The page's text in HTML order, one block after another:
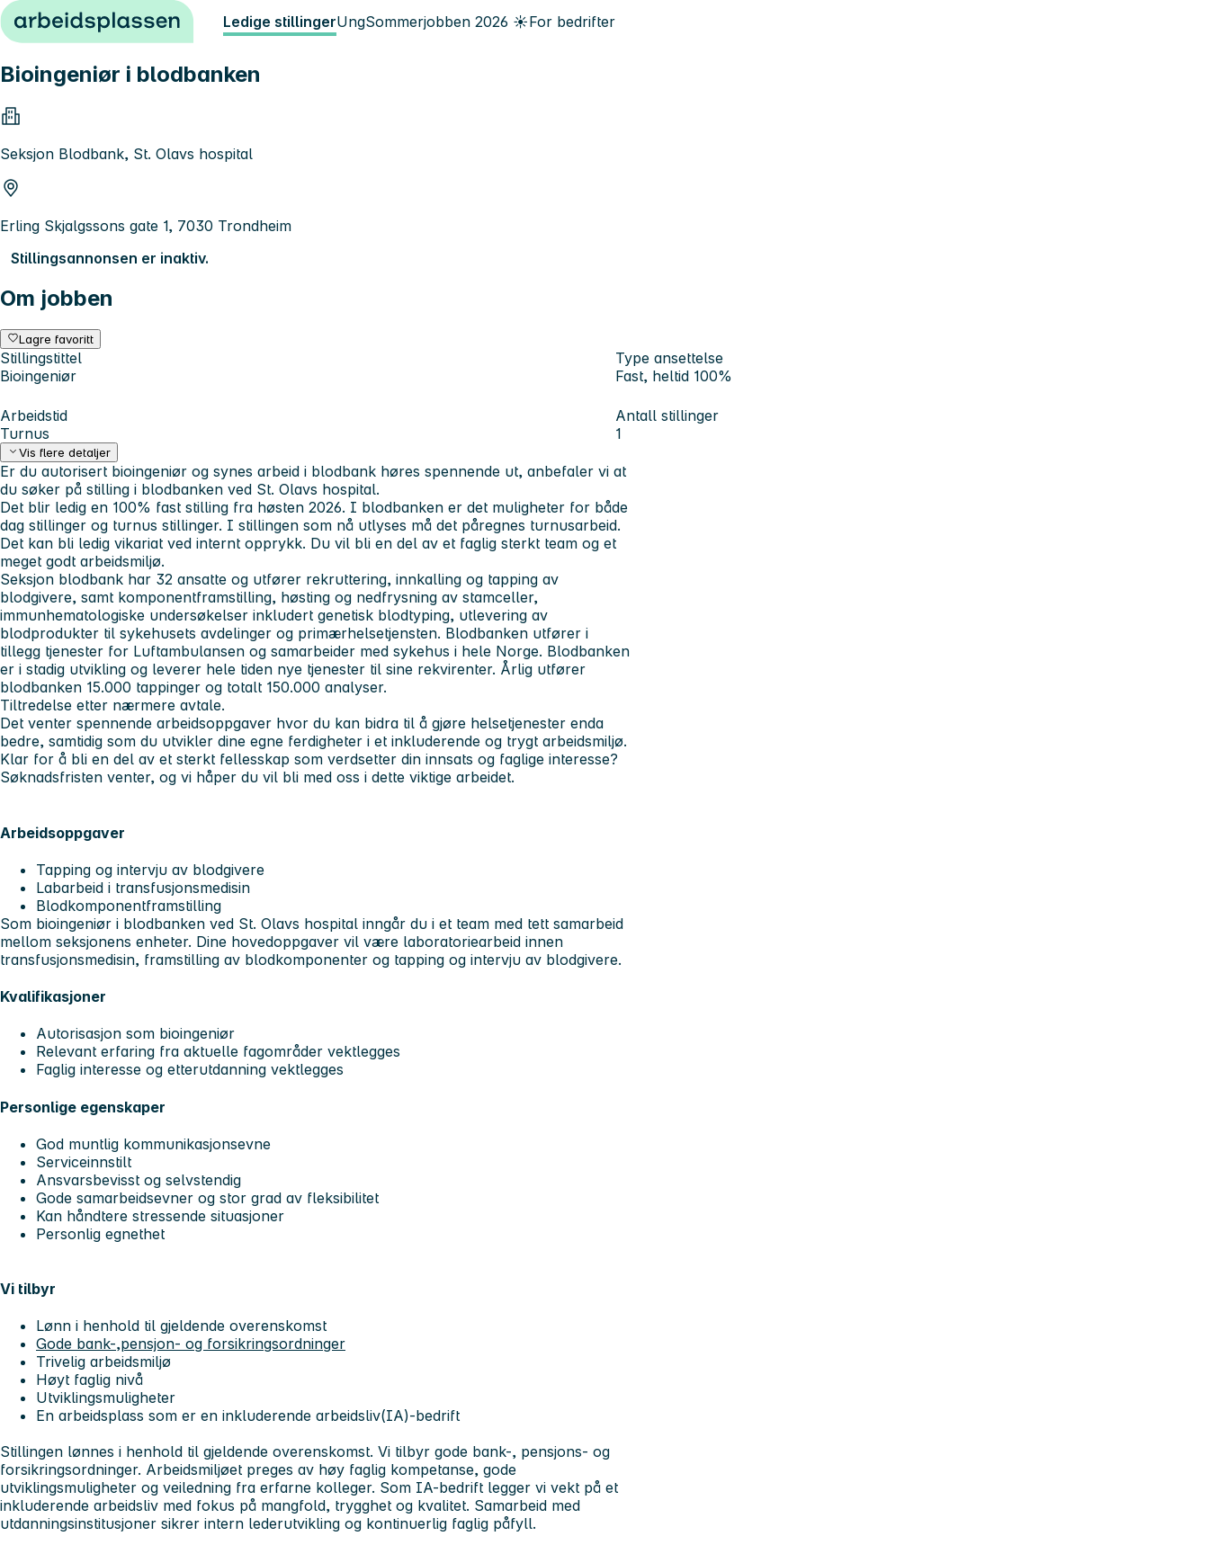
Hopp til innhold Ledige stillingerUngSommerjobben 2026 ☀️For bedrifter
Bioingeniør i blodbanken
Seksjon Blodbank, St. Olavs hospital
Erling Skjalgssons gate 1, 7030 Trondheim
Stillingsannonsen er inaktiv.
Om jobben
Lagre favoritt
Stillingstittel
Bioingeniør
Type ansettelse
Fast, heltid 100%
Arbeidstid
Turnus
Antall stillinger
1
Vis flere detaljer
Er du autorisert bioingeniør og synes arbeid i blodbank høres spennende ut, anbefaler vi at
du søker på stilling i blodbanken ved St. Olavs hospital.
Det blir ledig en 100% fast stilling fra høsten 2026. I blodbanken er det muligheter for både
dag stillinger og turnus stillinger. I stillingen som nå utlyses må det påregnes turnusarbeid.
Det kan bli ledig vikariat ved internt opprykk. Du vil bli en del av et faglig sterkt team og et
meget godt arbeidsmiljø.
Seksjon blodbank har 32 ansatte og utfører rekruttering, innkalling og tapping av
blodgivere, samt komponentframstilling, høsting og nedfrysning av stamceller,
immunhematologiske undersøkelser inkludert genetisk blodtyping, utlevering av
blodprodukter til sykehusets avdelinger og primærhelsetjensten. Blodbanken utfører i
tillegg tjenester for Luftambulansen og samarbeider med sykehus i hele Norge. Blodbanken
er i stadig utvikling og leverer hele tiden nye tjenester til sine rekvirenter. Årlig utfører
blodbanken 15.000 tappinger og totalt 150.000 analyser.
Tiltredelse etter nærmere avtale.
Det venter spennende arbeidsoppgaver hvor du kan bidra til å gjøre helsetjenester enda
bedre, samtidig som du utvikler dine egne ferdigheter i et inkluderende og trygt arbeidsmiljø.
Klar for å bli en del av et sterkt fellesskap som verdsetter din innsats og faglige interesse?
Søknadsfristen venter, og vi håper du vil bli med oss i dette viktige arbeidet.
Arbeidsoppgaver
Tapping og intervju av blodgivere
Labarbeid i transfusjonsmedisin
Blodkomponentframstilling
Som bioingeniør i blodbanken ved St. Olavs hospital inngår du i et team med tett samarbeid
mellom seksjonens enheter. Dine hovedoppgaver vil være laboratoriearbeid innen
transfusjonsmedisin, framstilling av blodkomponenter og tapping og intervju av blodgivere.
Kvalifikasjoner
Autorisasjon som bioingeniør
Relevant erfaring fra aktuelle fagområder vektlegges
Faglig interesse og etterutdanning vektlegges
Personlige egenskaper
God muntlig kommunikasjonsevne
Serviceinnstilt
Ansvarsbevisst og selvstendig
Gode samarbeidsevner og stor grad av fleksibilitet
Kan håndtere stressende situasjoner
Personlig egnethet
Vi tilbyr
Lønn i henhold til gjeldende overenskomst
Gode bank-,pensjon- og forsikringsordninger
Trivelig arbeidsmiljø
Høyt faglig nivå
Utviklingsmuligheter
En arbeidsplass som er en inkluderende arbeidsliv(IA)-bedrift
Stillingen lønnes i henhold til gjeldende overenskomst. Vi tilbyr gode bank-, pensjons- og
forsikringsordninger. Arbeidsmiljøet preges av høy faglig kompetanse, gode
utviklingsmuligheter og veiledning fra erfarne kolleger. Som IA-bedrift legger vi vekt på et
inkluderende arbeidsliv med fokus på mangfold, trygghet og kvalitet. Samarbeid med
utdanningsinstitusjoner sikrer intern lederutvikling og kontinuerlig faglig påfyll.